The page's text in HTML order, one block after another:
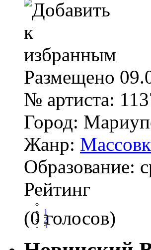
Размещено
№ артиста:
Город:
Жанр:
Образование:
Рейтинг
1
2
3
(0 голосов)